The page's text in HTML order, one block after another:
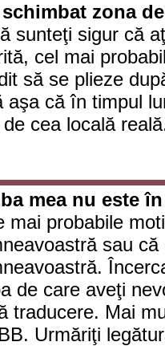
zona
sunteţi sigur că
cel mai
să se plieze
aşa că în timpul
cea locală
mea nu este
mai probabile
sau
de care aveţi
traducere. Mai
Urmăriţi